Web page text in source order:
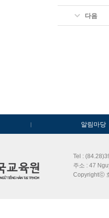
다음
알림마당
Tel :
주소 : 47
Copyrightⓒ